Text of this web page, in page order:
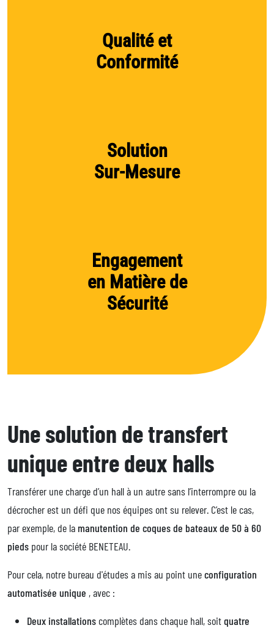
Qualité et
Conformité
Solution
Sur-Mesure
Engagement
en Matière de
Sécurité
Une solution de transfert
unique entre deux halls
Transférer une charge d’un hall à un autre sans l’interrompre ou la
décrocher est un défi que nos équipes ont su relever. C’est le cas,
par exemple, de la manutention de coques de bateaux de 50 à 60
pieds pour la société BENETEAU.
Pour cela, notre bureau d'études a mis au point uneconfiguration
automatisée unique , avec :
Deux installations complètes dans chaque hall, soitquatre